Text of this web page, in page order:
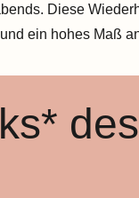
Diese
ein hohes Maß